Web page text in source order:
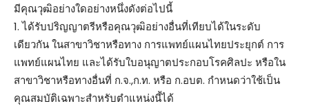
มีคุณวุฒิอย่างใดอย่างหนึ่งดังต่อไปนี้
1. ได้รับปริญญาตรีหรือคุณวุฒิอย่างอื่นที่เทียบได้ในระดับ
เดียวกัน ในสาขาวิชาหรือทาง การแพทย์แผนไทยประยุกต์ การ
แพทย์แผนไทย และได้รับใบอนุญาตประกอบโรคศิลปะ หรือใน
สาขาวิชาหรือทางอื่นที่ ก.จ.,ก.ท. หรือ ก.อบต. กำหนดว่าใช้เป็น
คุณสมบัติเฉพาะสำหรับตำแหน่งนี้ได้